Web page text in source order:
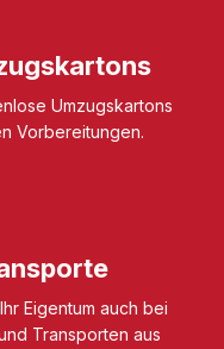
Umzugskartons
Vorbereitungen.
Eigentum auch bei
Transporten aus